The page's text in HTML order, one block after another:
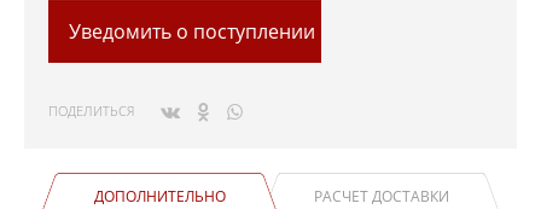
Уведомить о поступлении
ПОДЕЛИТЬСЯ
ДОПОЛНИТЕЛЬНО РАСЧЕТ ДОСТАВКИ